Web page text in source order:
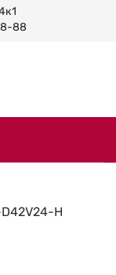
88
H